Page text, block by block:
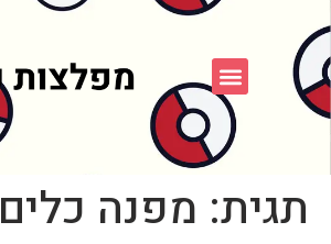
תגית: מפנה כלים